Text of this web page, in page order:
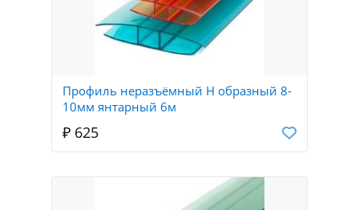
Профиль неразъёмный Н образный 8-
10мм янтарный 6м
₽ 625